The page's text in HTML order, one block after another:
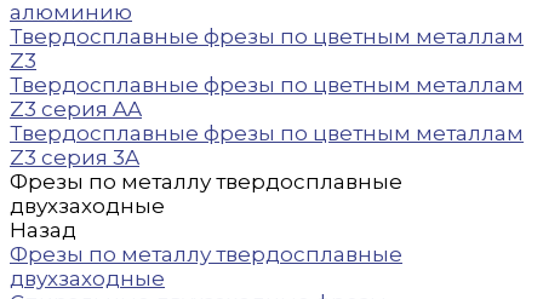
алюминию
Твердосплавные фрезы по цветным металлам
Z3
Твердосплавные фрезы по цветным металлам
Z3 серия AA
Твердосплавные фрезы по цветным металлам
Z3 серия 3A
Фрезы по металлу твердосплавные
двухзаходные
Назад
Фрезы по металлу твердосплавные
двухзаходные